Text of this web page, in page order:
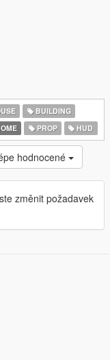
BUILDING
PROP HUD
hodnocené
změnit požadavek